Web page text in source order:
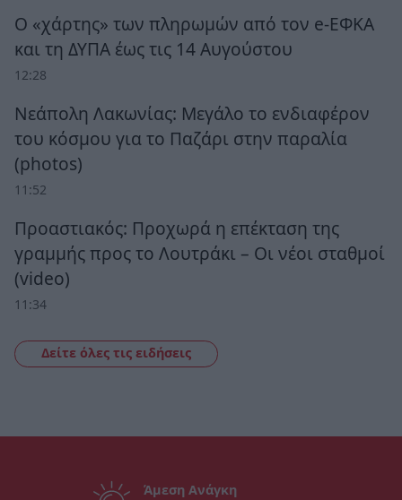
Ο «χάρτης» των πληρωμών από τον e-ΕΦΚΑ
και τη ΔΥΠΑ έως τις 14 Αυγούστου
12:28
Νεάπολη Λακωνίας: Μεγάλο το ενδιαφέρον
του κόσμου για το Παζάρι στην παραλία
(photos)
11:52
Προαστιακός: Προχωρά η επέκταση της
γραμμής προς το Λουτράκι – Οι νέοι σταθμοί
(video)
11:34
Δείτε όλες τις ειδήσεις
Άμεση Ανάγκη